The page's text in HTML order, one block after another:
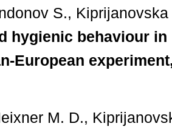
S.,
hygienic behaviour
European
M. D.,